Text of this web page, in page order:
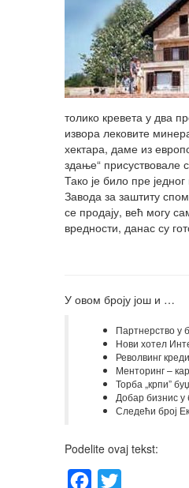
толико кревета у два
извора лековите
хектара, даме из
здање“ присуствовале
Тако је било пре
Завода за заштиту
се продају, већ могу
вредности, данас су
У овом броју још и …
Партнерство у
Нови хотел
Револвинг
Менторинг –
Торба „крпи”
Добар бизнис у
Следећи број
Podelite ovaj tekst:
Facebook